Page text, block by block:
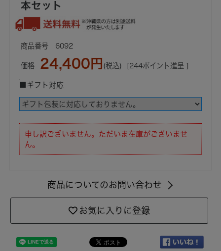
本セット
6092
価格 24,400円 (税込) [244ポイント進呈 ]
■ギフト対応
申し訳ございません。ただいま在庫がございませ
ん。
商品についてのお問い合わせ
お気に入りに登録